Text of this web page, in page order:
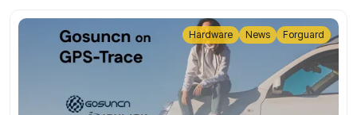
trackers.
Hardware News Forguard